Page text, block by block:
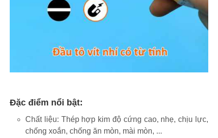
Đặc điểm nổi bật:
Chất liệu: Thép hợp kim độ cứng cao, nhẹ, chịu lực,
chống xoắn, chống ăn mòn, mài mòn, ...